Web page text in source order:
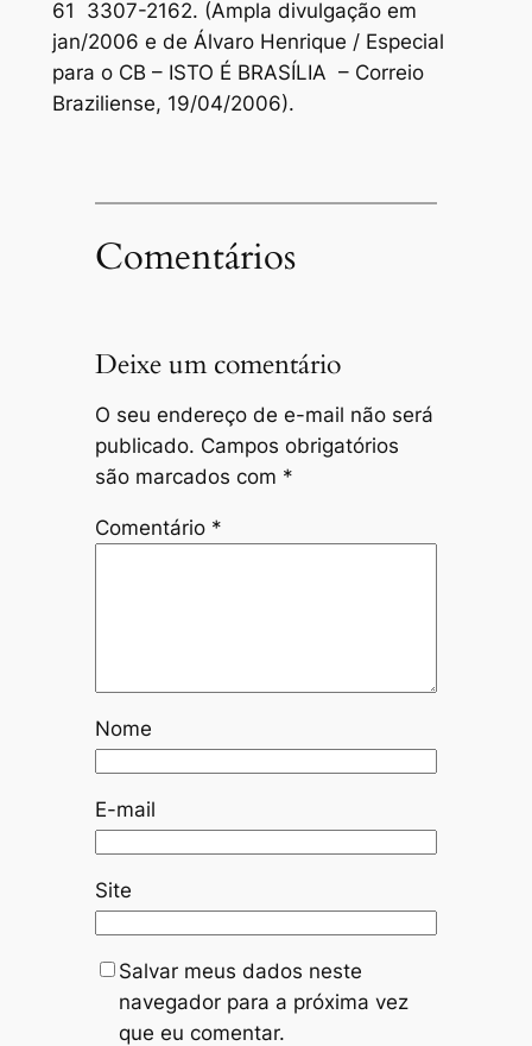
61 3307-2162. (Ampla divulgação em
jan/2006 e de Álvaro Henrique / Especial
para o CB – ISTO É BRASÍLIA – Correio
Braziliense, 19/04/2006).
Comentários
Deixe um comentário
O seu endereço de e-mail não será
publicado. Campos obrigatórios
são marcados com *
Comentário *
Nome
E-mail
Site
Salvar meus dados neste
navegador para a próxima vez
que eu comentar.